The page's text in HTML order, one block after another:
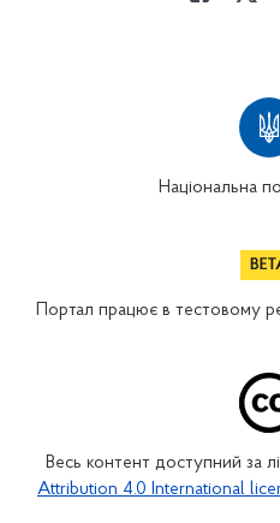
Національна
Портал працює в тестовому
Весь контент доступний за
Attribution 4.0 International